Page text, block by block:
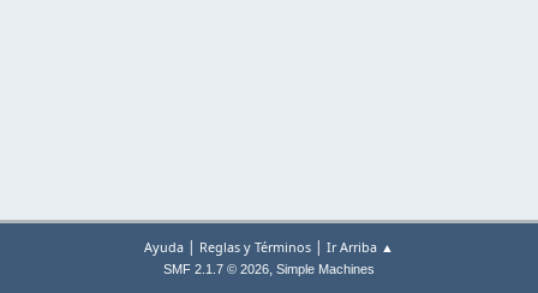
Ayuda | Reglas y Términos | Ir Arriba ▲
SMF 2.1.7 © 2026, Simple Machines